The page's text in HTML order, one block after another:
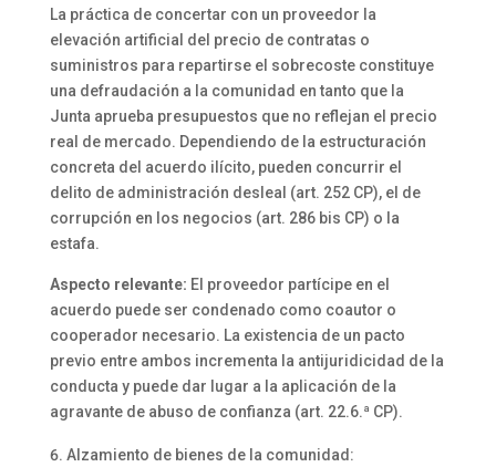
La práctica de concertar con un proveedor la
elevación artificial del precio de contratas o
suministros para repartirse el sobrecoste constituye
una defraudación a la comunidad en tanto que la
Junta aprueba presupuestos que no reflejan el precio
real de mercado. Dependiendo de la estructuración
concreta del acuerdo ilícito, pueden concurrir el
delito de administración desleal (art. 252 CP), el de
corrupción en los negocios (art. 286 bis CP) o la
estafa.
Aspecto relevante: El proveedor partícipe en el
acuerdo puede ser condenado como coautor o
cooperador necesario. La existencia de un pacto
previo entre ambos incrementa la antijuridicidad de la
conducta y puede dar lugar a la aplicación de la
agravante de abuso de confianza (art. 22.6.ª CP).
Alzamiento de bienes de la comunidad: